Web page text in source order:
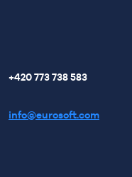
+420 773 738 583
info@eurosoft.com